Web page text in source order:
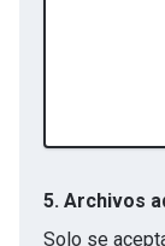
5. Archivos
Solo se